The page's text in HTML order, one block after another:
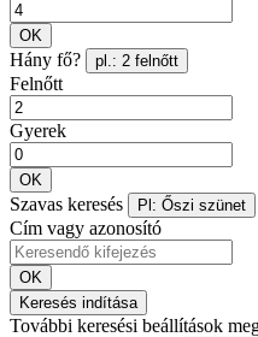
OK
Hány fő? pl.: 2 felnőtt
Felnőtt
Gyerek
OK
Szavas keresés Pl: Őszi szünet
Cím vagy azonosító
OK
Keresés indítása
További keresési beállítások